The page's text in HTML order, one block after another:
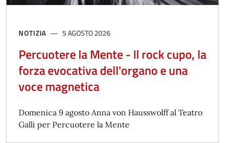
NOTIZIA 5 AGOSTO 2026
Percuotere la Mente - Il rock cupo, la
forza evocativa dell'organo e una
voce magnetica
Domenica 9 agosto Anna von Hausswolff al Teatro
Galli per Percuotere la Mente